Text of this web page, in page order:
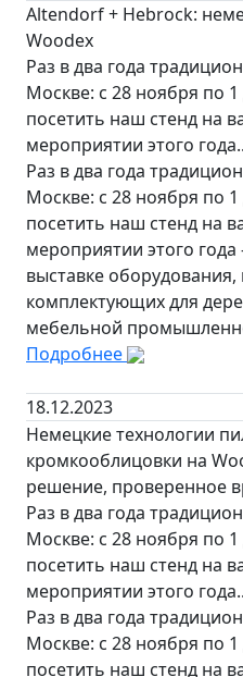
Altendorf + Hebrock:
Woodex
Раз в два года
Москве: с 28 ноября по
посетить наш стенд на
мероприятии этого
Раз в два года
Москве: с 28 ноября по
посетить наш стенд на
мероприятии этого
выставке
комплектующих для
мебельной
Подробнее
18.12.2023
Немецкие технологии
кромкооблицовки на
решение, проверенное
Раз в два года
Москве: с 28 ноября по
посетить наш стенд на
мероприятии этого
Раз в два года
Москве: с 28 ноября по
посетить наш стенд на